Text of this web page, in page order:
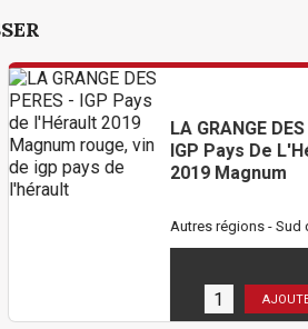
LA GRANGE DES PERES -
IGP Pays De L'Hérault
2019 Magnum
Autres régions - Sud de la France
AJOUTER AU PANIER